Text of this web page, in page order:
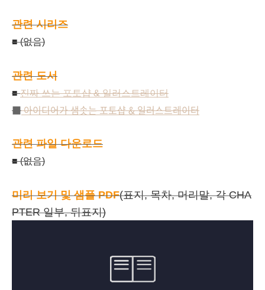
관련 시리즈
■ (없음)
관련 도서
■진짜 쓰는 포토샵 & 일러스트레이터
■아이디어가 샘솟는 포토샵 & 일러스트레이터
관련 파일 다운로드
■ (없음)
미리 보기 및 샘플 PDF(표지, 목차, 머리말, 각 CHA
PTER 일부, 뒤표지)